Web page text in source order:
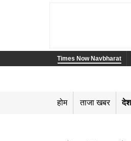
Times Now Navbharat
होम ताजा खबर देश